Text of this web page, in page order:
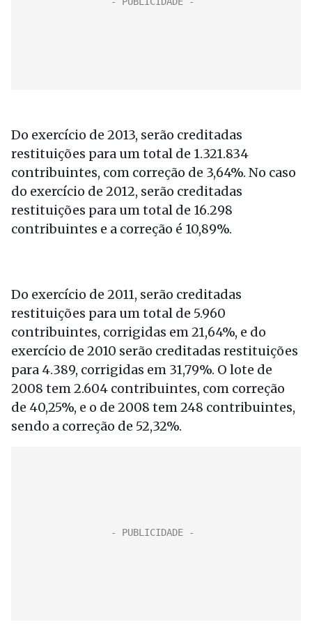
Do exercício de 2013, serão creditadas
restituições para um total de 1.321.834
contribuintes, com correção de 3,64%. No caso
do exercício de 2012, serão creditadas
restituições para um total de 16.298
contribuintes e a correção é 10,89%.
Do exercício de 2011, serão creditadas
restituições para um total de 5.960
contribuintes, corrigidas em 21,64%, e do
exercício de 2010 serão creditadas restituições
para 4.389, corrigidas em 31,79%. O lote de
2008 tem 2.604 contribuintes, com correção
de 40,25%, e o de 2008 tem 248 contribuintes,
sendo a correção de 52,32%.